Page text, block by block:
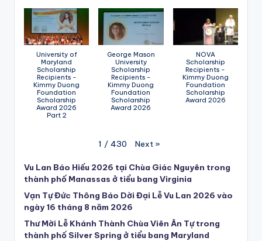
University of
Maryland
Scholarship
Recipients -
Kimmy Duong
Foundation
Scholarship
Award 2026
Part 2
George Mason
University
Scholarship
Recipients -
Kimmy Duong
Foundation
Scholarship
Award 2026
NOVA
Scholarship
Recipients -
Kimmy Duong
Foundation
Scholarship
Award 2026
1 / 430 Next »
Vu Lan Báo Hiếu 2026 tại Chùa Giác Nguyên trong
thành phố Manassas ở tiểu bang Virginia
Vạn Tự Đức Thông Báo Dời Đại Lễ Vu Lan 2026 vào
ngày 16 tháng 8 năm 2026
Thư Mời Lễ Khánh Thành Chùa Viên Ân Tự trong
thành phố Silver Spring ở tiểu bang Maryland